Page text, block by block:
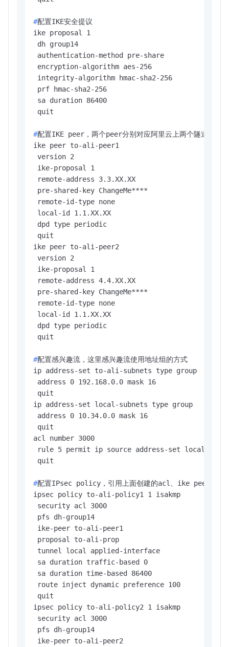
#配置IKE安全提议
ike proposal 1
dh group14
authentication-method pre-share
encryption-algorithm aes-256
integrity-algorithm hmac-sha2-256
prf hmac-sha2-256
sa duration 86400
#配置IKE peer，两个peer分别对应阿里云上两个隧道，
ike peer to-ali-peer1
version 2
ike-proposal 1
remote-address 3.3.XX.XX
pre-shared-key ChangeMe****
remote-id-type none
local-id 1.1.XX.XX
dpd type periodic
quit
ike peer to-ali-peer2
version 2
ike-proposal 1
remote-address 4.4.XX.XX
pre-shared-key ChangeMe****
remote-id-type none
local-id 1.1.XX.XX
dpd type periodic
#配置感兴趣流，这里感兴趣流使用地址组的方式
ip address-set to-ali-subnets type group
address 0 192.168.0.0 mask 16
quit
ip address-set local-subnets type group
address 0 10.34.0.0 mask 16
quit
acl number 3000
rule 5 permit ip source address-set local-
#配置IPsec policy，引用上面创建的acl、ike peer、ipsec
ipsec policy to-ali-policy1 1 isakmp
security acl 3000
pfs dh-group14
ike-peer to-ali-peer1
proposal to-ali-prop
tunnel local applied-interface
sa duration traffic-based 0
sa duration time-based 86400
route inject dynamic preference 100
quit
ipsec policy to-ali-policy2 1 isakmp
security acl 3000
pfs dh-group14
ike-peer to-ali-peer2